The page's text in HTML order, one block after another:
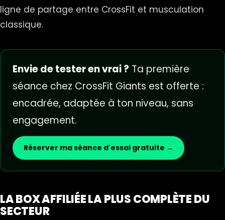
ligne de partage entre CrossFit et musculation
classique.
Envie de tester en vrai ? Ta première
séance chez CrossFit Giants est offerte :
encadrée, adaptée à ton niveau, sans
engagement.
Réserver ma séance d'essai gratuite →
LA BOX AFFILIÉE LA PLUS COMPLÈTE DU
SECTEUR